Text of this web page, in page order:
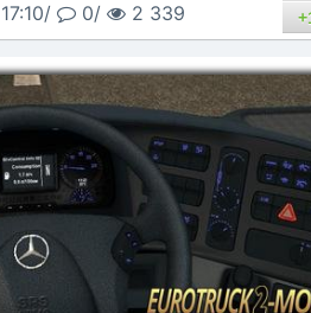
0/ 2 339